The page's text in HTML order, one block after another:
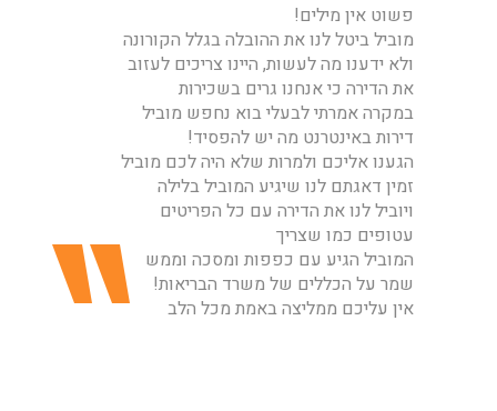
פשוט אין מילים!
מוביל ביטל לנו את ההובלה בגלל הקורונה
ולא ידענו מה לעשות, היינו צריכים לעזוב
את הדירה כי אנחנו גרים בשכירות
במקרה אמרתי לבעלי בוא נחפש מוביל
דירות באינטרנט מה יש להפסיד!
הגענו אליכם ולמרות שלא היה לכם מוביל
זמין דאגתם לנו שיגיע המוביל בלילה
ויוביל לנו את הדירה עם כל הפריטים
עטופים כמו שצריך
המוביל הגיע עם כפפות ומסכה וממש
שמר על הכללים של משרד הבריאות!
אין עליכם ממליצה באמת מכל הלב